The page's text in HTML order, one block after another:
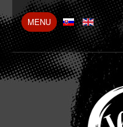
Toggle
Navigation
MENU
Ildiko Kali
Bio
Projekty